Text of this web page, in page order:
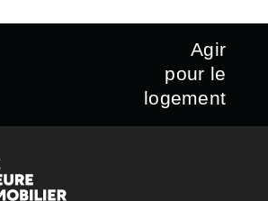
Agir
pour le
logement